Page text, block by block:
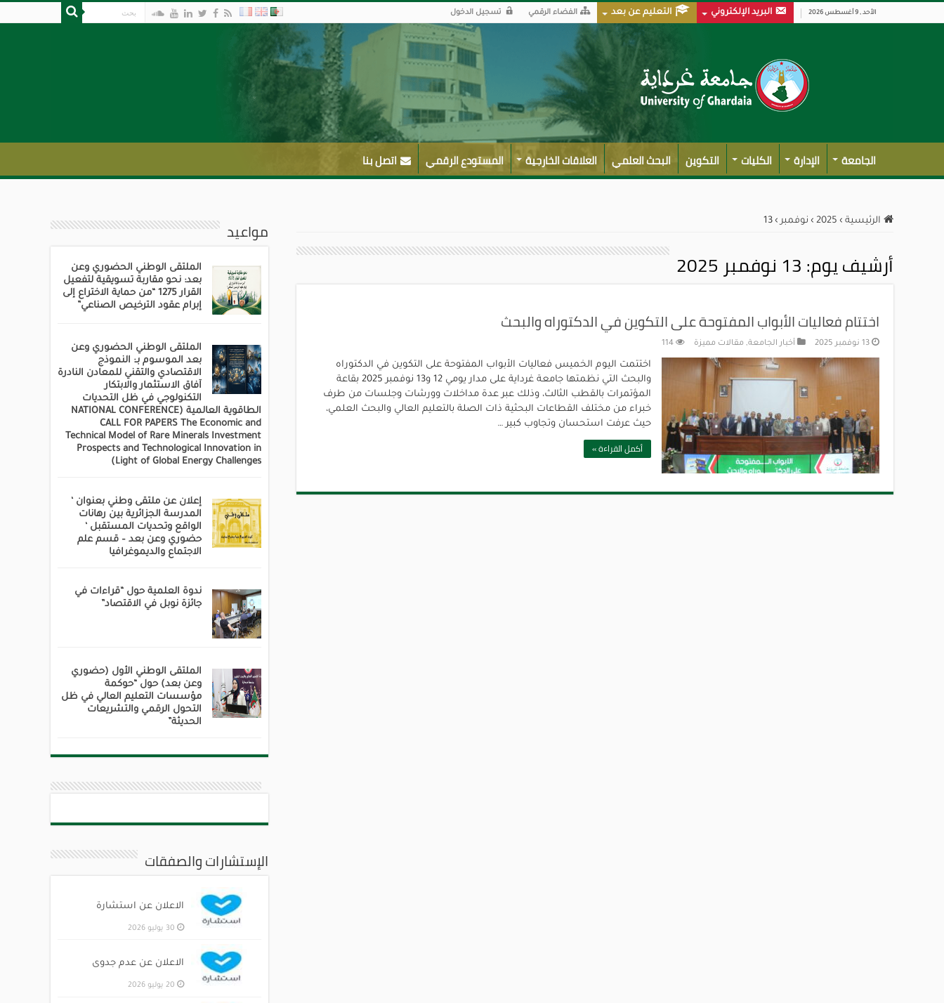
الأحد , 9 أغسطس 2026 البريد الإلكتروني التعليم عن بعد الفضاء الرقمي تسجيل الدخول
الجامعة الإدارة الكليات التكوين البحث العلمي العلاقات الخارجية المستودع الرقمي اتصل بنا
الرئيسية ›
2025
› نوفمبر ›
13
أرشيف يوم:13 نوفمبر 2025
اختتام فعاليات الأبواب المفتوحة على التكوين في الدكتوراه والبحث
13 نوفمبر 2025 أخبار الجامعة, مقالات مميزة 114
اختتمت اليوم الخميس فعاليات الأبواب المفتوحة على التكوين في الدكتوراه
والبحث التي نظمتها جامعة غرداية على مدار يومي 12 و13 نوفمبر 2025 بقاعة
المؤتمرات بالقطب الثالث، وذلك عبر عدة مداخلات وورشات وجلسات من طرف
خبراء من مختلف القطاعات البحثية ذات الصلة بالتعليم العالي والبحث العلمي،
حيث عرفت استحسان وتجاوب كبير …
أكمل القراءة »
مواعيد
الملتقى الوطني الحضوري وعن
بعد: نحو مقاربة تسويقية لتفعيل
القرار 1275 “من حماية الاختراع إلى
إبرام عقود الترخيص الصناعي”
الملتقى الوطني الحضوري وعن
بعد الموسوم بـ: النموذج
الاقتصادي والتقني للمعادن النادرة
آفاق الاستثمار والابتكار
التكنولوجي في ظل التحديات
الطاقوية العالمية (NATIONAL CONFERENCE
CALL FOR PAPERS The Economic and
Technical Model of Rare Minerals Investment
Prospects and Technological Innovation in
Light of Global Energy Challenges)
إعلان عن ملتقى وطني بعنوان ‘
المدرسة الجزائرية بين رهانات
الواقع وتحديات المستقبل ‘
حضوري وعن بعد – قسم علم
الاجتماع والديموغرافيا
ندوة العلمية حول “قراءات في
جائزة نوبل في الاقتصاد”
الملتقى الوطني الأول (حضوري
وعن بعد) حول “حوكمة
مؤسسات التعليم العالي في ظل
التحول الرقمي والتشريعات
الحديثة”
الإستشارات والصفقات
الاعلان عن استشارة
30 يوليو 2026
الاعلان عن عدم جدوى
20 يوليو 2026